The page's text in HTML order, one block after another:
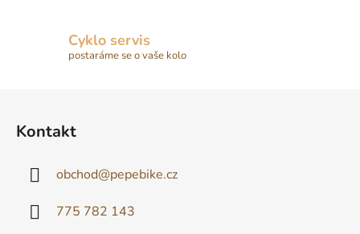
Cyklo servis
postaráme se o vaše kolo
Kontakt
obchod@pepebike.cz
775 782 143